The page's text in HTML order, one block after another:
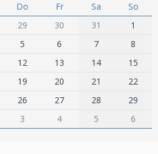
Do Fr Sa
So
29 30 31
1
5 6 7
8
12 13 14
15
19 20 21
22
26 27 28
29
3 4 5 6